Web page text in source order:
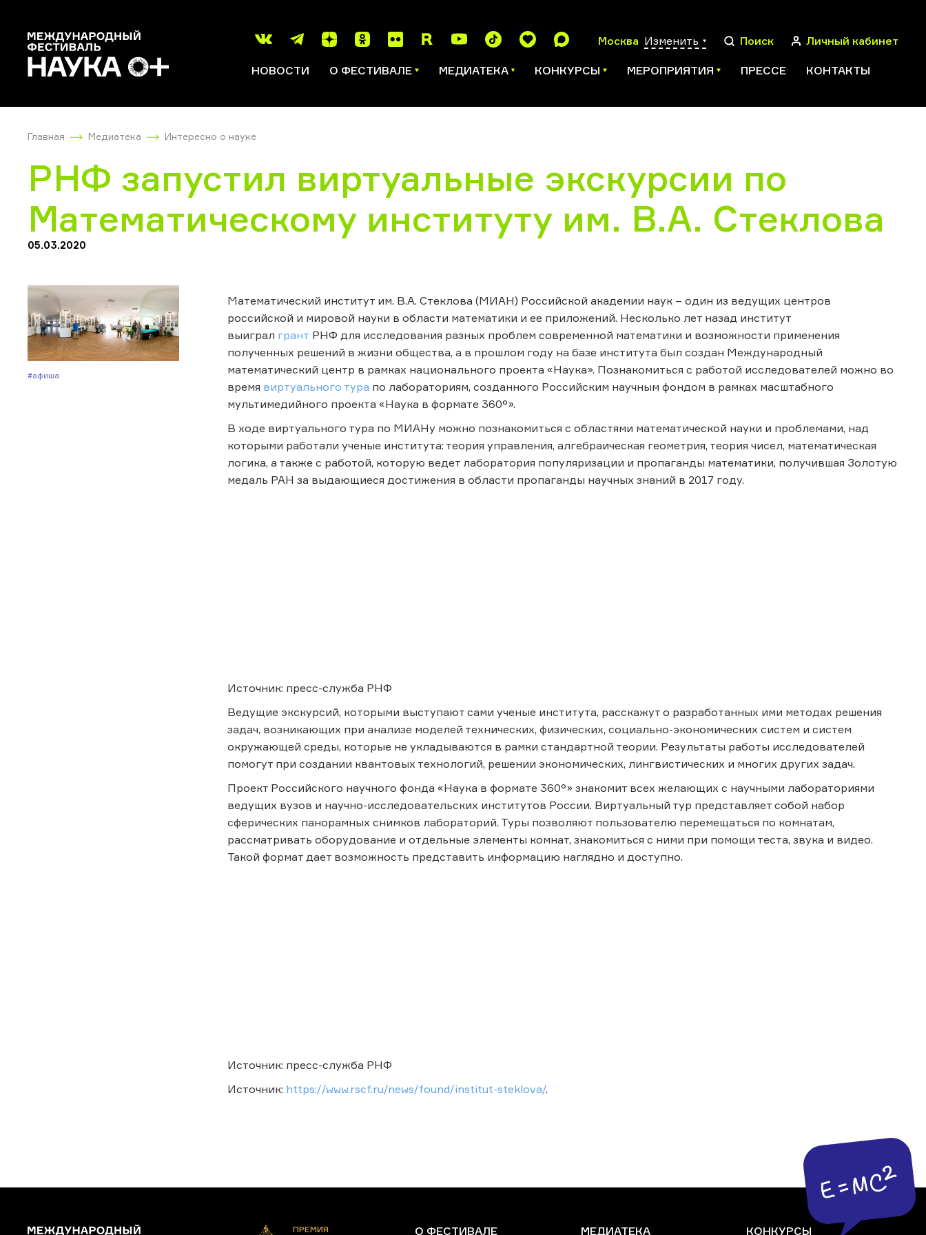
Москва Изменить Поиск Личный кабинет
НОВОСТИ О ФЕСТИВАЛЕ МЕДИАТЕКА КОНКУРСЫ МЕРОПРИЯТИЯ ПРЕССЕ КОНТАКТЫ
Главная Медиатека Интересно о науке
РНФ запустил виртуальные экскурсии по
Математическому институту им. В.А. Стеклова
05.03.2020
#Афиша
Математический институт им. В.А. Стеклова (МИАН) Российской академии наук – один из ведущих центров
российской и мировой науки в области математики и ее приложений. Несколько лет назад институт
выиграл грант РНФ для исследования разных проблем современной математики и возможности применения
полученных решений в жизни общества, а в прошлом году на базе института был создан Международный
математический центр в рамках национального проекта «Наука». Познакомиться с работой исследователей можно во
время виртуального тура по лабораториям, созданного Российским научным фондом в рамках масштабного
мультимедийного проекта «Наука в формате 360°».
В ходе виртуального тура по МИАНу можно познакомиться с областями математической науки и проблемами, над
которыми работали ученые института: теория управления, алгебраическая геометрия, теория чисел, математическая
логика, а также с работой, которую ведет лаборатория популяризации и пропаганды математики, получившая Золотую
медаль РАН за выдающиеся достижения в области пропаганды научных знаний в 2017 году.
Источник: пресс-служба РНФ
Ведущие экскурсий, которыми выступают сами ученые института, расскажут о разработанных ими методах решения
задач, возникающих при анализе моделей технических, физических, социально-экономических систем и систем
окружающей среды, которые не укладываются в рамки стандартной теории. Результаты работы исследователей
помогут при создании квантовых технологий, решении экономических, лингвистических и многих других задач.
Проект Российского научного фонда «Наука в формате 360°» знакомит всех желающих с научными лабораториями
ведущих вузов и научно-исследовательских институтов России. Виртуальный тур представляет собой набор
сферических панорамных снимков лабораторий. Туры позволяют пользователю перемещаться по комнатам,
рассматривать оборудование и отдельные элементы комнат, знакомиться с ними при помощи теста, звука и видео.
Такой формат дает возможность представить информацию наглядно и доступно.
Источник: пресс-служба РНФ
Источник: https://www.rscf.ru/news/found/institut-steklova/.
ПРЕМИЯ
О ФЕСТИВАЛЕ МЕДИАТЕКА КОНКУРСЫ